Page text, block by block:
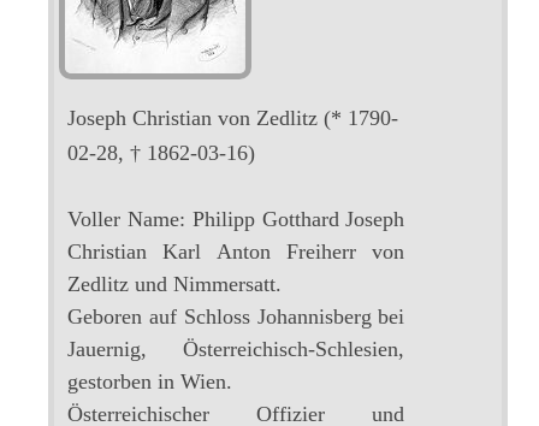
Joseph Christian von Zedlitz (* 1790-
02-28, † 1862-03-16)
Voller Name: Philipp Gotthard Joseph
Christian Karl Anton Freiherr von
Zedlitz und Nimmersatt.
Geboren auf Schloss Johannisberg bei
Jauernig, Österreichisch-Schlesien,
gestorben in Wien.
Österreichischer Offizier und